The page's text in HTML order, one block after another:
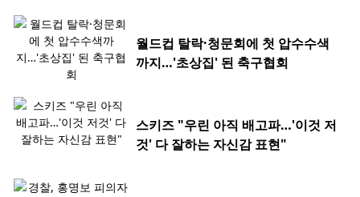
월드컵 탈락·청문회에 첫 압수수색
까지…'초상집' 된 축구협회
스키즈 "우린 아직 배고파…'이것 저
것' 다 잘하는 자신감 표현"